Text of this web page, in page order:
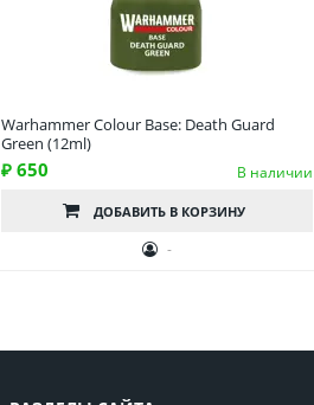
Warhammer Colour Base: Death Guard
Green (12ml)
₽ 650 В наличии
ДОБАВИТЬ В КОРЗИНУ
-